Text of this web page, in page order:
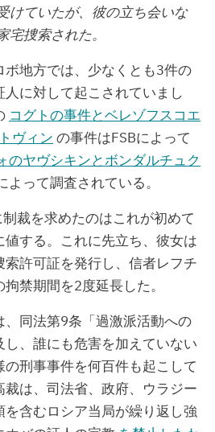
けていたが、彼の立ち会いな
宅捜索された。
ボ地方では、少なくとも3件の
に対して起こされていまし
コグトの事件とベレゾフスコエ
ヴィン の事件はFSBによって
のヤヴシキンとボンダルチュク
よって調査されている。
裁を求めたのはこれが初めて
する。これに先立ち、彼女は
許可証を発行し、信者レフチ
禁期間を2度延長した。
、同法第9条「過激派活動への
、誰にも危害を加えていない
刑事事件を何百件も起こして
は、司法省、政府、ウラジー
を含むロシア当局が繰り返し強